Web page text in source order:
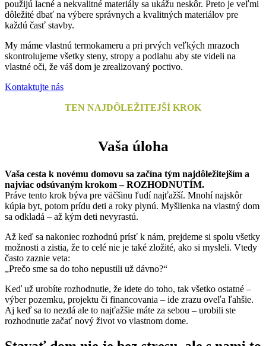
použijú lacné a nekvalitné materiály sa ukážu neskôr. Preto je veľmi
dôležité dbať na výbere správnych a kvalitných materiálov pre
každú časť stavby.
My máme vlastnú termokameru a pri prvých veľkých mrazoch
skontrolujeme všetky steny, stropy a podlahu aby ste videli na
vlastné oči, že váš dom je zrealizovaný poctivo.
Kontaktujte nás
TEN NAJDÔLEŽITEJŠÍ KROK
Vaša úloha
Vaša cesta k novému domovu sa začína tým najdôležitejším a
najviac odsúvaným krokom – ROZHODNUTÍM.
Práve tento krok býva pre väčšinu ľudí najťažší. Mnohí najskôr
kúpia byt, potom prídu deti a roky plynú. Myšlienka na vlastný dom
sa odkladá – až kým deti nevyrastú.
Až keď sa nakoniec rozhodnú prísť k nám, prejdeme si spolu všetky
možnosti a zistia, že to celé nie je také zložité, ako si mysleli. Vtedy
často zaznie veta:
„Prečo sme sa do toho nepustili už dávno?“
Keď už urobíte rozhodnutie, že idete do toho, tak všetko ostatné –
výber pozemku, projektu či financovania – ide zrazu oveľa ľahšie.
Aj keď sa to nezdá ale to najťažšie máte za sebou – urobili ste
rozhodnutie začať nový život vo vlastnom dome.